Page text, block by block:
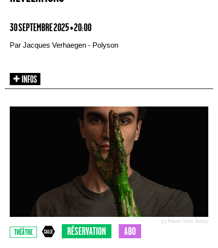
30 SEPTEMBRE 2025 • 20:00
Par Jacques Verhaegen - Polyson
(c) Pierre-Yves Jortay
THÉÂTRE RÉSERVATION ABO